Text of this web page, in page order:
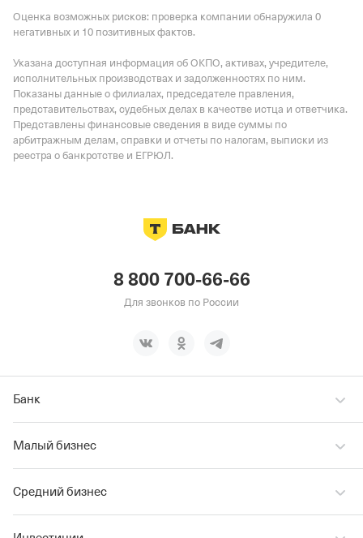
Оценка возможных рисков: проверка компании обнаружила 0
негативных и 10 позитивных фактов.
Указана доступная информация об ОКПО, активах, учредителе,
исполнительных производствах и задолженностях по ним.
Показаны данные о филиалах, председателе правления,
представительствах, судебных делах в качестве истца и ответчика.
Представлены финансовые сведения в виде суммы по
арбитражным делам, справки и отчеты по налогам, выписки из
реестра о банкротстве и ЕГРЮЛ.
8 800 700-66-66
Для звонков по России
Банк
Малый бизнес
Средний бизнес